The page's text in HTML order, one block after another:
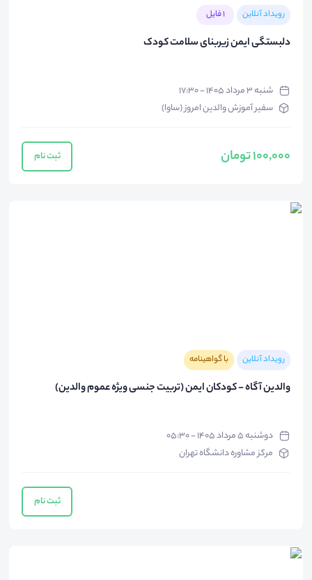
رویداد آنلاین 1 فایل
دلبستگی ایمن زیربنای سلامت کودک
شنبه ۳ مرداد ۱۴۰۵ - ۱۷:۳۰
سفیر آموزش والدین امروز (ساوا)
100,000 تومان ثبت نام
رویداد آنلاین با گواهینامه
والدین آگاه - کودکان ایمن (تربیت جنسی ویژه عموم والدین)
دوشنبه ۵ مرداد ۱۴۰۵ - ۰۵:۳۰
مرکز مشاوره دانشگاه تهران
ثبت نام